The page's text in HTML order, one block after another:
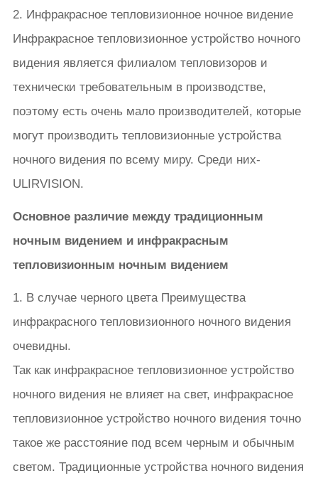
2. Инфракрасное тепловизионное ночное видение
Инфракрасное тепловизионное устройство ночного
видения является филиалом тепловизоров и
технически требовательным в производстве,
поэтому есть очень мало производителей, которые
могут производить тепловизионные устройства
ночного видения по всему миру. Среди них-
ULIRVISION.
Основное различие между традиционным
ночным видением и инфракрасным
тепловизионным ночным видением
1. В случае черного цвета Преимущества
инфракрасного тепловизионного ночного видения
очевидны.
Так как инфракрасное тепловизионное устройство
ночного видения не влияет на свет, инфракрасное
тепловизионное устройство ночного видения точно
такое же расстояние под всем черным и обычным
светом. Традиционные устройства ночного видения